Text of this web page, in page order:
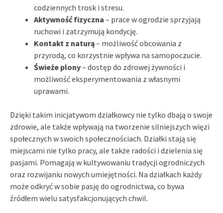
codziennych trosk i stresu.
Aktywność fizyczna – prace w ogrodzie sprzyjają
ruchowi i zatrzymują kondycję.
Kontakt z naturą– możliwość obcowania z
przyrodą, co korzystnie wpływa na samopoczucie.
Świeże plony– dostęp do zdrowej żywności i
możliwość eksperymentowania z własnymi
uprawami.
Dzięki takim inicjatywom działkowcy nie tylko dbają o swoje
zdrowie, ale także wpływają na tworzenie silniejszych więzi
społecznych w swoich społecznościach. Działki stają się
miejscami nie tylko pracy, ale także radości i dzielenia się
pasjami. Pomagają w kultywowaniu tradycji ogrodniczych
oraz rozwijaniu nowych umiejętności. Na działkach każdy
może odkryć w sobie pasję do ogrodnictwa, co bywa
źródłem wielu satysfakcjonujących chwil.